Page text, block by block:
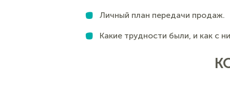
Личный план передачи продаж.
Какие трудности были, и как с